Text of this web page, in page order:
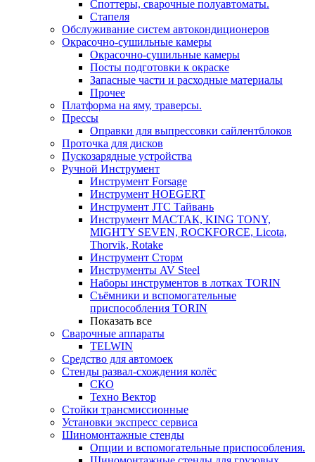
Споттеры, сварочные полуавтоматы.
Стапеля
Обслуживание систем автокондиционеров
Окрасочно-сушильные камеры
Окрасочно-сушильные камеры
Посты подготовки к окраске
Запасные части и расходные материалы
Прочее
Платформа на яму, траверсы.
Прессы
Оправки для выпрессовки сайлентблоков
Проточка для дисков
Пускозарядные устройства
Ручной Инструмент
Инструмент Forsage
Инструмент HOEGERT
Инструмент JTC Тайвань
Инструмент МАСТАК, KING TONY,
MIGHTY SEVEN, ROCKFORCE, Licota,
Thorvik, Rotake
Инструмент Сторм
Инструменты AV Steel
Наборы инструментов в лотках TORIN
Съёмники и вспомогательные
приспособления TORIN
Показать все
Сварочные аппараты
TELWIN
Средство для автомоек
Стенды развал-схождения колёс
СКО
Техно Вектор
Стойки трансмиссионные
Установки экспресс сервиса
Шиномонтажные стенды
Опции и вспомогательные приспособления.